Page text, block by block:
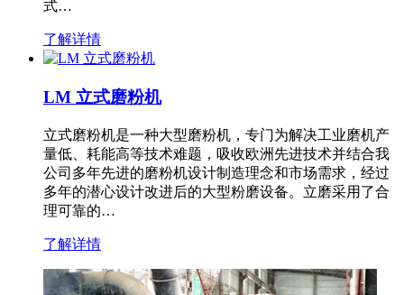
式…
了解详情
LM 立式磨粉机
立式磨粉机是一种大型磨粉机，专门为解决工业磨机产
量低、耗能高等技术难题，吸收欧洲先进技术并结合我
公司多年先进的磨粉机设计制造理念和市场需求，经过
多年的潜心设计改进后的大型粉磨设备。立磨采用了合
理可靠的…
了解详情